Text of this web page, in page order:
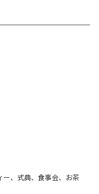
ー、式典、食事会、お茶